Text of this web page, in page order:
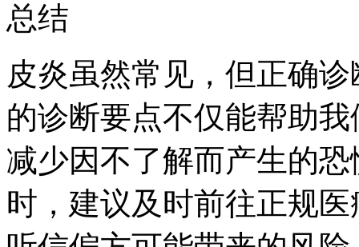
总结
皮炎虽然常见，但正确
的诊断要点不仅能帮助
减少因不了解而产生的
时，建议及时前往正规